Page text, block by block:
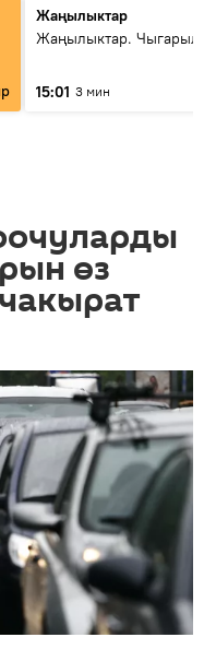
Жаңылыктар
Жаңылыктар.
15:01 3 мин
өз